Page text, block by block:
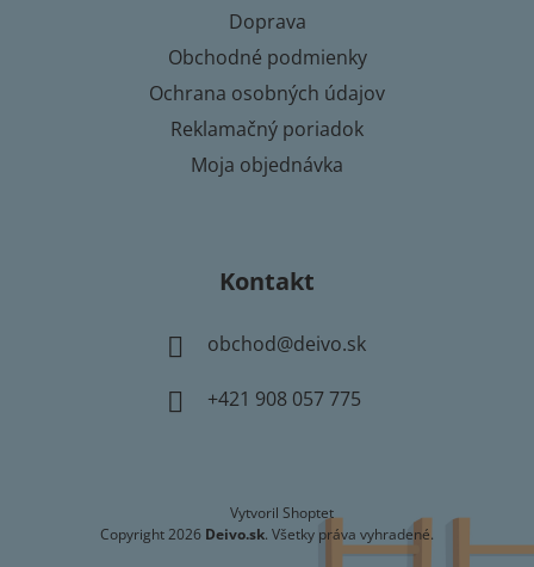
Doprava
Obchodné podmienky
Ochrana osobných údajov
Reklamačný poriadok
Moja objednávka
Kontakt
obchod@deivo.sk
+421 908 057 775
Vytvoril Shoptet
Copyright 2026 Deivo.sk. Všetky práva vyhradené.